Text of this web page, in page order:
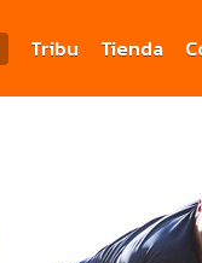
Tribu Tienda